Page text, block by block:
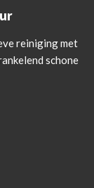
reiniging met
schone